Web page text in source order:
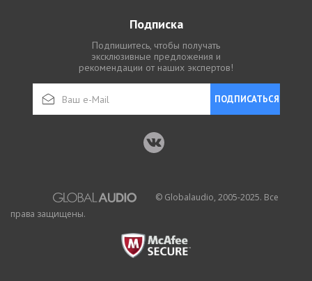
Подписка
Подпишитесь, чтобы получать
эксклюзивные предложения и
рекомендации от наших экспертов!
ПОДПИСАТЬСЯ
© Globalaudio, 2005-2025. Все
права защищены.